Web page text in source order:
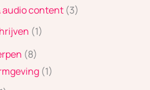
audio content (3)
(1)
(8)
(1)